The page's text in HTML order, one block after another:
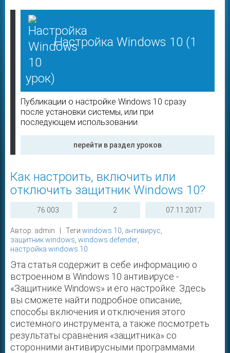
Настройка Windows 10 (1
урок)
Публикации о настройке Windows 10 сразу
после установки системы, или при
последующем использовании.
перейти в раздел уроков
Выберите тег, чтобы быстро найти публикацию по теме:
Как настроить, включить или
отключить защитник Windows 10?
76 003 2 07.11.2017
Автор: admin | Теги:windows 10 антивирус
защитник windows windows defender
настройка windows 10
Эта статья содержит в себе информацию о
встроенном в Windows 10 антивирусе -
«Защитнике Windows» и его настройке. Здесь
вы сможете найти подробное описание,
способы включения и отключения этого
системного инструмента, а также посмотреть
результаты сравнения «защитника» со
сторонними антивирусными программами.